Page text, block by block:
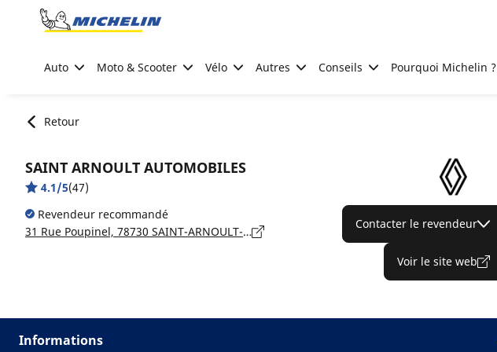
Go to page content
Auto Moto & Scooter Vélo Autres Conseils Pourquoi Michelin ?
Retour
SAINT ARNOULT AUTOMOBILES
4.1/5(47)
Revendeur recommandé
31 Rue Poupinel, 78730 SAINT-ARNOULT-EN-YVELINES
Contacter le revendeur
Voir le site web
Informations